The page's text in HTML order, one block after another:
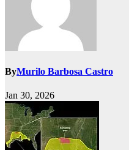
ByMurilo Barbosa Castro
Jan 30, 2026